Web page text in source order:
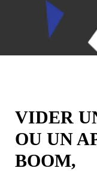
VIDER
OU UN
BOOM,